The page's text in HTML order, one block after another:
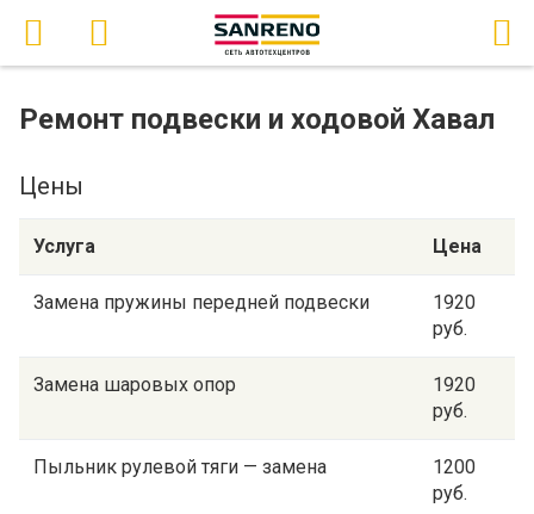
Ремонт подвески и ходовой Хавал
Цены
Услуга Цена
Замена пружины передней подвески
1920
руб.
Замена шаровых опор
1920
руб.
Пыльник рулевой тяги — замена
1200
руб.